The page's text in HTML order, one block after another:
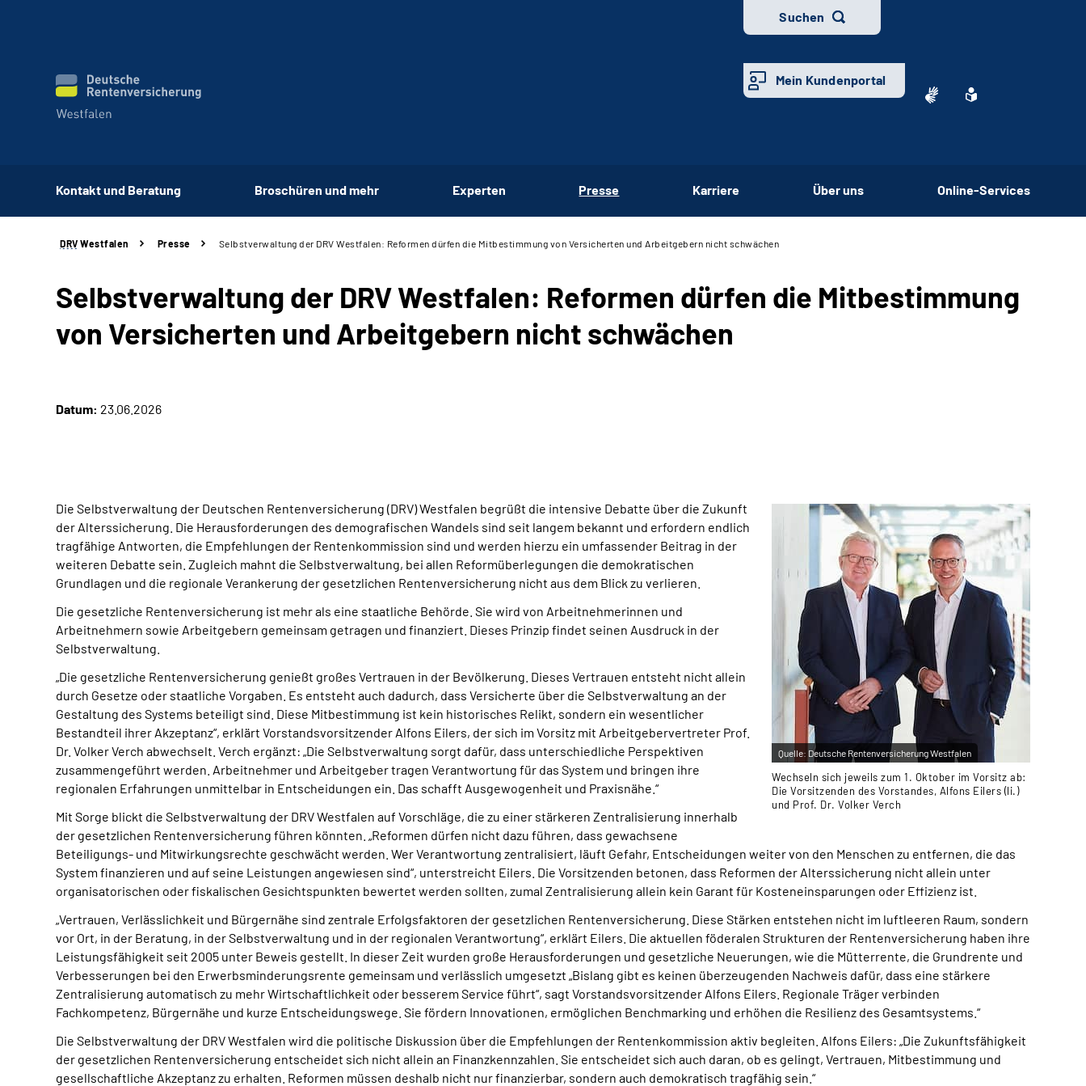
Suchen
Mein Kundenportal
Kontakt und Beratung Broschüren und mehr Experten Presse Karriere Über uns Online-Services
DRV Westfalen Presse Selbstverwaltung der DRV Westfalen: Reformen dürfen die Mitbestimmung von Versicherten und Arbeitgebern nicht schwächen
Selbstverwaltung der DRV Westfalen: Reformen dürfen die Mitbestimmung
von Versicherten und Arbeitgebern nicht schwächen
Datum: 23.06.2026
Quelle: Deutsche Rentenversicherung Westfalen
Wechseln sich jeweils zum 1. Oktober im Vorsitz ab:
Die Vorsitzenden des Vorstandes, Alfons Eilers (li.)
und Prof. Dr. Volker Verch
Die Selbstverwaltung der Deutschen Rentenversicherung (DRV) Westfalen begrüßt die intensive Debatte über die Zukunft
der Alterssicherung. Die Herausforderungen des demografischen Wandels sind seit langem bekannt und erfordern endlich
tragfähige Antworten, die Empfehlungen der Rentenkommission sind und werden hierzu ein umfassender Beitrag in der
weiteren Debatte sein. Zugleich mahnt die Selbstverwaltung, bei allen Reformüberlegungen die demokratischen
Grundlagen und die regionale Verankerung der gesetzlichen Rentenversicherung nicht aus dem Blick zu verlieren.
Die gesetzliche Rentenversicherung ist mehr als eine staatliche Behörde. Sie wird von Arbeitnehmerinnen und
Arbeitnehmern sowie Arbeitgebern gemeinsam getragen und finanziert. Dieses Prinzip findet seinen Ausdruck in der
Selbstverwaltung.
„Die gesetzliche Rentenversicherung genießt großes Vertrauen in der Bevölkerung. Dieses Vertrauen entsteht nicht allein
durch Gesetze oder staatliche Vorgaben. Es entsteht auch dadurch, dass Versicherte über die Selbstverwaltung an der
Gestaltung des Systems beteiligt sind. Diese Mitbestimmung ist kein historisches Relikt, sondern ein wesentlicher
Bestandteil ihrer Akzeptanz“, erklärt Vorstandsvorsitzender Alfons Eilers, der sich im Vorsitz mit Arbeitgebervertreter Prof.
Dr. Volker Verch abwechselt. Verch ergänzt: „Die Selbstverwaltung sorgt dafür, dass unterschiedliche Perspektiven
zusammengeführt werden. Arbeitnehmer und Arbeitgeber tragen Verantwortung für das System und bringen ihre
regionalen Erfahrungen unmittelbar in Entscheidungen ein. Das schafft Ausgewogenheit und Praxisnähe.“
Mit Sorge blickt die Selbstverwaltung der DRV Westfalen auf Vorschläge, die zu einer stärkeren Zentralisierung innerhalb
der gesetzlichen Rentenversicherung führen könnten. „Reformen dürfen nicht dazu führen, dass gewachsene
Beteiligungs- und Mitwirkungsrechte geschwächt werden. Wer Verantwortung zentralisiert, läuft Gefahr, Entscheidungen weiter von den Menschen zu entfernen, die das
System finanzieren und auf seine Leistungen angewiesen sind“, unterstreicht Eilers. Die Vorsitzenden betonen, dass Reformen der Alterssicherung nicht allein unter
organisatorischen oder fiskalischen Gesichtspunkten bewertet werden sollten, zumal Zentralisierung allein kein Garant für Kosteneinsparungen oder Effizienz ist.
„Vertrauen, Verlässlichkeit und Bürgernähe sind zentrale Erfolgsfaktoren der gesetzlichen Rentenversicherung. Diese Stärken entstehen nicht im luftleeren Raum, sondern
vor Ort, in der Beratung, in der Selbstverwaltung und in der regionalen Verantwortung“, erklärt Eilers. Die aktuellen föderalen Strukturen der Rentenversicherung haben ihre
Leistungsfähigkeit seit 2005 unter Beweis gestellt. In dieser Zeit wurden große Herausforderungen und gesetzliche Neuerungen, wie die Mütterrente, die Grundrente und
Verbesserungen bei den Erwerbsminderungsrente gemeinsam und verlässlich umgesetzt „Bislang gibt es keinen überzeugenden Nachweis dafür, dass eine stärkere
Zentralisierung automatisch zu mehr Wirtschaftlichkeit oder besserem Service führt“, sagt Vorstandsvorsitzender Alfons Eilers. Regionale Träger verbinden
Fachkompetenz, Bürgernähe und kurze Entscheidungswege. Sie fördern Innovationen, ermöglichen Benchmarking und erhöhen die Resilienz des Gesamtsystems.“
Die Selbstverwaltung der DRV Westfalen wird die politische Diskussion über die Empfehlungen der Rentenkommission aktiv begleiten. Alfons Eilers: „Die Zukunftsfähigkeit
der gesetzlichen Rentenversicherung entscheidet sich nicht allein an Finanzkennzahlen. Sie entscheidet sich auch daran, ob es gelingt, Vertrauen, Mitbestimmung und
gesellschaftliche Akzeptanz zu erhalten. Reformen müssen deshalb nicht nur finanzierbar, sondern auch demokratisch tragfähig sein.“